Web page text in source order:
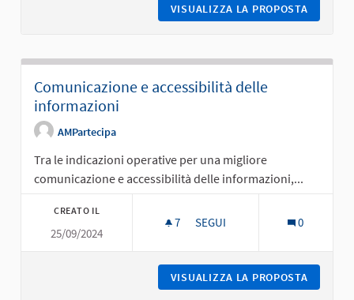
VISUALIZZA LA PROPOSTA
Comunicazione e accessibilità delle
informazioni
AMPartecipa
Tra le indicazioni operative per una migliore
comunicazione e accessibilità delle informazioni,...
CREATO IL
25/09/2024
7 7 SOSTENITORI
SEGUI 0
VISUALIZZA LA PROPOSTA